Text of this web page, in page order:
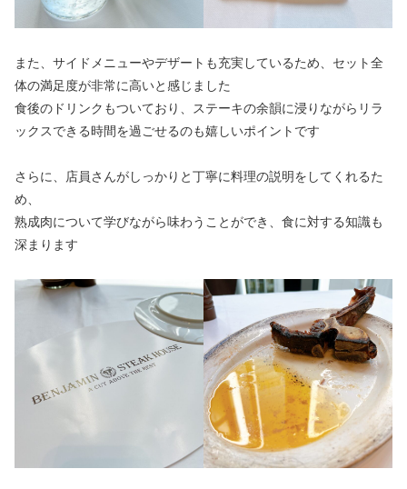
また、サイドメニューやデザートも充実しているため、セット全
体の満足度が非常に高いと感じました
食後のドリンクもついており、ステーキの余韻に浸りながらリラ
ックスできる時間を過ごせるのも嬉しいポイントです
さらに、店員さんがしっかりと丁寧に料理の説明をしてくれるた
め、
熟成肉について学びながら味わうことができ、食に対する知識も
深まります